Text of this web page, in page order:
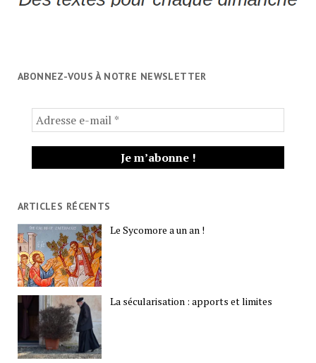
ABONNEZ-VOUS À NOTRE NEWSLETTER
ARTICLES RÉCENTS
Le Sycomore a un an !
La sécularisation : apports et limites